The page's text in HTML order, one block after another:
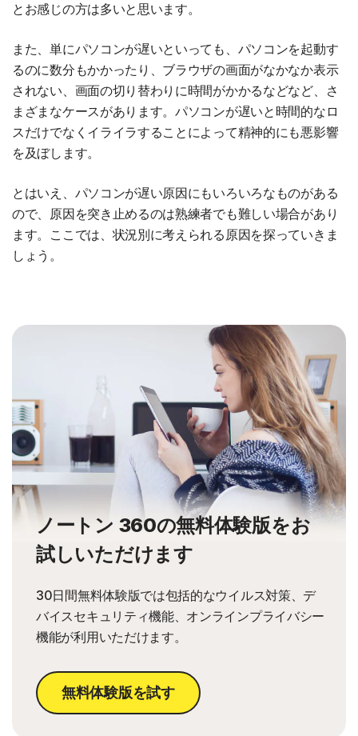
とお感じの方は多いと思います。
また、単にパソコンが遅いといっても、パソコンを起動す
るのに数分もかかったり、ブラウザの画面がなかなか表示
されない、画面の切り替わりに時間がかかるなどなど、さ
まざまなケースがあります。パソコンが遅いと時間的なロ
スだけでなくイライラすることによって精神的にも悪影響
を及ぼします。
とはいえ、パソコンが遅い原因にもいろいろなものがある
ので、原因を突き止めるのは熟練者でも難しい場合があり
ます。ここでは、状況別に考えられる原因を探っていきま
しょう。
ノートン 360の無料体験版をお
試しいただけます
30日間無料体験版では包括的なウイルス対策、デ
バイスセキュリティ機能、オンラインプライバシー
機能が利用いただけます。
無料体験版を試す